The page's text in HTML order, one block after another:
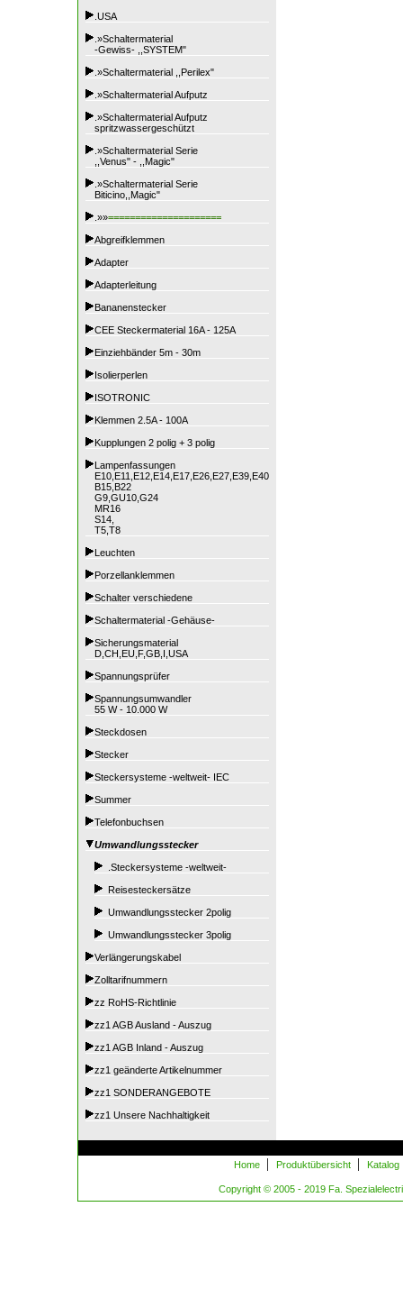
.USA
.»Schaltermaterial
-Gewiss- ,,SYSTEM"
.»Schaltermaterial ,,Perilex"
.»Schaltermaterial Aufputz
.»Schaltermaterial Aufputz
spritzwassergeschützt
.»Schaltermaterial Serie
,,Venus" - ,,Magic"
.»Schaltermaterial Serie
Biticino,,Magic"
.»»=====================
Abgreifklemmen
Adapter
Adapterleitung
Bananenstecker
CEE Steckermaterial 16A - 125A
Einziehbänder 5m - 30m
Isolierperlen
ISOTRONIC
Klemmen 2.5A - 100A
Kupplungen 2 polig + 3 polig
Lampenfassungen
E10,E11,E12,E14,E17,E26,E27,E39,E40
B15,B22
G9,GU10,G24
MR16
S14,
T5,T8
Leuchten
Porzellanklemmen
Schalter verschiedene
Schaltermaterial -Gehäuse-
Sicherungsmaterial
D,CH,EU,F,GB,I,USA
Spannungsprüfer
Spannungsumwandler
55 W - 10.000 W
Steckdosen
Stecker
Steckersysteme -weltweit- IEC
Summer
Telefonbuchsen
Umwandlungsstecker
.Steckersysteme -weltweit-
Reisesteckersätze
Umwandlungsstecker 2polig
Umwandlungsstecker 3polig
Verlängerungskabel
Zolltarifnummern
zz RoHS-Richtlinie
zz1 AGB Ausland - Auszug
zz1 AGB Inland - Auszug
zz1 geänderte Artikelnummer
zz1 SONDERANGEBOTE
zz1 Unsere Nachhaltigkeit
Home | Produktübersicht | Katalog
Copyright © 2005 - 2019 Fa.